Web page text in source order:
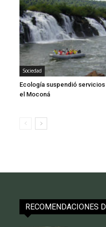
Sociedad
Ecología suspendió
el Moconá
RECOMENDACIONES